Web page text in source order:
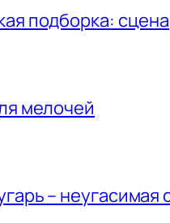
подборка:
мелочей
– неугасимая